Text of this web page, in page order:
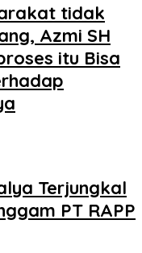
tidak
Azmi SH
itu Bisa
Terjungkal
PT RAPP